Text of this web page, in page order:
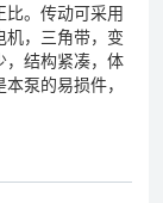
比。传动可采用
机，三角带，变
，结构紧凑，体
泵的易损件，